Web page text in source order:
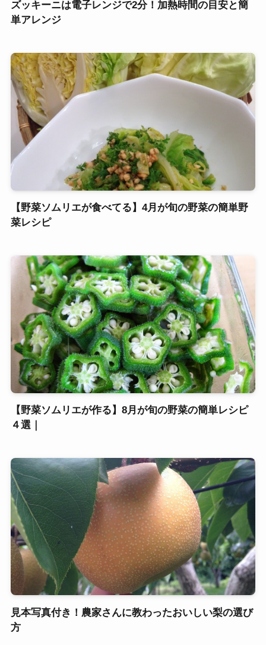
ズッキーニは電子レンジで2分！加熱時間の目安と簡
単アレンジ
【野菜ソムリエが食べてる】4月が旬の野菜の簡単野
菜レシピ
【野菜ソムリエが作る】8月が旬の野菜の簡単レシピ
４選｜
見本写真付き！農家さんに教わったおいしい梨の選び
方